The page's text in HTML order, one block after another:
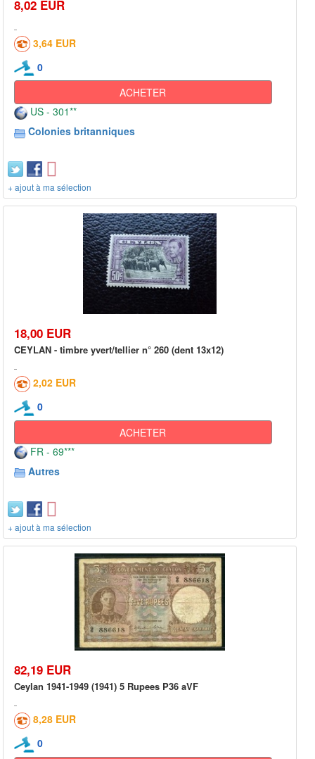
8,02 EUR
3,64 EUR
0
ACHETER
US - 301**
Colonies britanniques
+ ajout à ma sélection
18,00 EUR
CEYLAN - timbre yvert/tellier n° 260 (dent 13x12)
2,02 EUR
0
ACHETER
FR - 69***
Autres
+ ajout à ma sélection
82,19 EUR
Ceylan 1941-1949 (1941) 5 Rupees P36 aVF
8,28 EUR
0